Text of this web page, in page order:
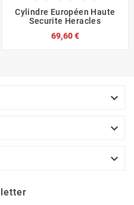
Cylindre Européen Haute
Securite Heracles
69,60 €


